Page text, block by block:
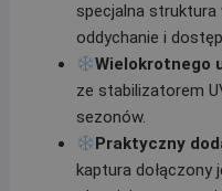
specjalna struktura
oddychanie i
Wielokrotnego
ze stabilizatorem
sezonów.
Praktyczny
kaptura dołączony